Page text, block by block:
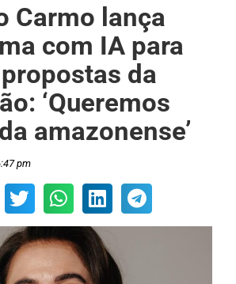
Carmo lança
com IA para
da
‘Queremos
amazonense’
pm